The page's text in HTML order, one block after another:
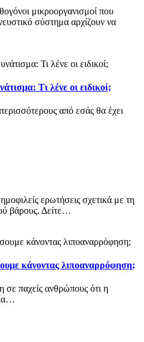
μικροοργανισμοί που
σύστημα αρχίζουν να
Τι λένε οι ειδικοί;
από εσάς θα έχει
ερωτήσεις σχετικά με τη
βάρους. Δείτε…
κάνοντας λιποαναρρόφηση;
σε παχείς ανθρώπους ότι η
…